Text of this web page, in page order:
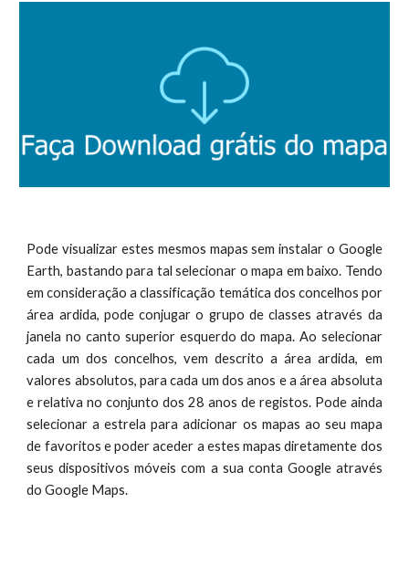
Pode visualizar estes mesmos mapas sem instalar o Google
Earth, bastando para tal selecionar o mapa em baixo. Tendo
em consideração a classificação temática dos concelhos por
área ardida, pode conjugar o grupo de classes através da
janela no canto superior esquerdo do mapa. Ao selecionar
cada um dos concelhos, vem descrito a área ardida, em
valores absolutos, para cada um dos anos e a área absoluta
e relativa no conjunto dos 28 anos de registos. Pode ainda
selecionar a estrela para adicionar os mapas ao seu mapa
de favoritos e poder aceder a estes mapas diretamente dos
seus dispositivos móveis com a sua conta Google através
do Google Maps.